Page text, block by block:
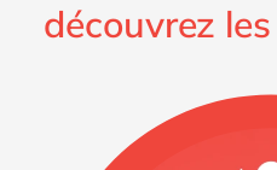
découvrez